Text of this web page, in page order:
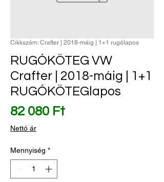
Cikkszám: Crafter | 2018-máig | 1+1 rugólapos
RUGÓKÖTEG VW
Crafter | 2018-máig | 1+1
RUGÓKÖTEGlapos
82 080 FtÁr
Nettó ár
Mennyiség *